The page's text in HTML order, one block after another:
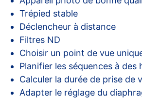
Trépied stable
Déclencheur à distance
Filtres ND
Choisir un point de vue
Planifier les séquences à des
Calculer la durée de prise de
Adapter le réglage du